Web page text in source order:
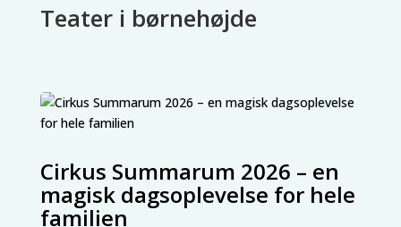
Teater i børnehøjde
Cirkus Summarum 2026 – en
magisk dagsoplevelse for hele
familien